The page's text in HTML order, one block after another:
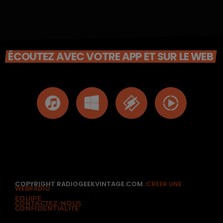
ÉCOUTEZ AVEC VOTRE APP ET SUR LE WEB
COPYRIGHT RADIOGEEKVINTAGE.COM. CREER UNE
WEBRADIO
EQUIPE
CONTACTEZ-NOUS
CONFIDENTIALITÉ